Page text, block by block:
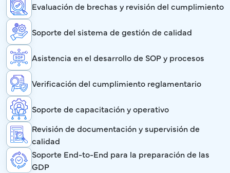
Evaluación de brechas y revisión del cumplimiento
Soporte del sistema de gestión de calidad
Asistencia en el desarrollo de SOP y procesos
Verificación del cumplimiento reglamentario
Soporte de capacitación y operativo
Revisión de documentación y supervisión de
calidad
Soporte End-to-End para la preparación de las
GDP